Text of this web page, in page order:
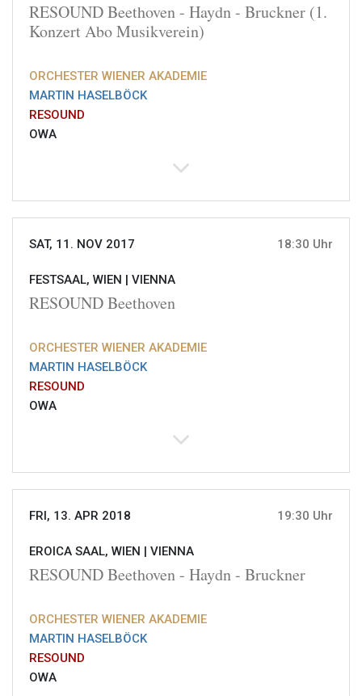
RESOUND Beethoven - Haydn - Bruckner (1.
Konzert Abo Musikverein)
ORCHESTER WIENER AKADEMIE
MARTIN HASELBÖCK
RESOUND
OWA
SAT, 11. NOV 2017 18:30 Uhr
FESTSAAL, WIEN | VIENNA
RESOUND Beethoven
ORCHESTER WIENER AKADEMIE
MARTIN HASELBÖCK
RESOUND
OWA
FRI, 13. APR 2018 19:30 Uhr
EROICA SAAL, WIEN | VIENNA
RESOUND Beethoven - Haydn - Bruckner
ORCHESTER WIENER AKADEMIE
MARTIN HASELBÖCK
RESOUND
OWA